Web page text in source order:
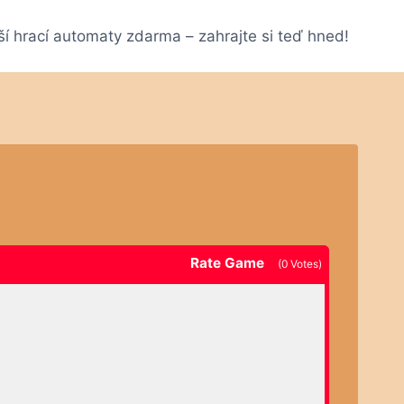
hrací automaty zdarma – zahrajte si teď hned!
Rate Game (0 Votes)